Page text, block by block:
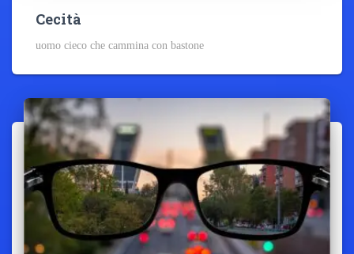
Cecità
uomo cieco che cammina con bastone